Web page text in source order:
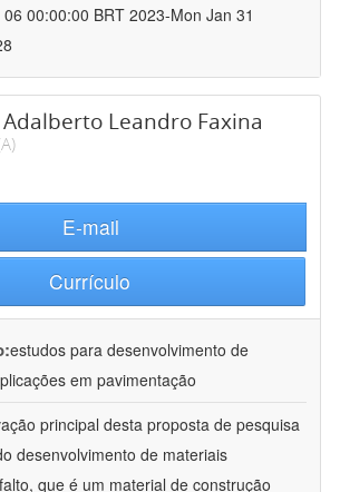
00:00:00 BRT 2023-Mon Jan 31
Adalberto Leandro Faxina
E-mail
Currículo
estudos para desenvolvimento de
em pavimentação
principal desta proposta de pesquisa
desenvolvimento de materiais
que é um material de construção